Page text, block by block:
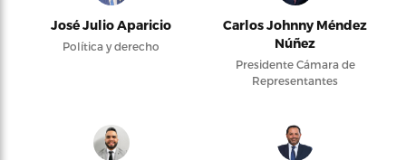
José Julio Aparicio
Política y derecho
Carlos Johnny Méndez
Núñez
Presidente Cámara de
Representantes